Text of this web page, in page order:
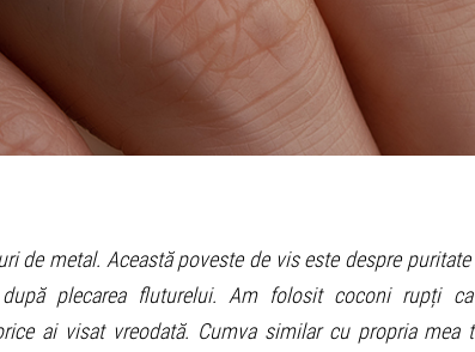
de metal. Această poveste de vis este despre
plecarea fluturelui. Am folosit coconi rupți
ai visat vreodată. Cumva similar cu propria mea